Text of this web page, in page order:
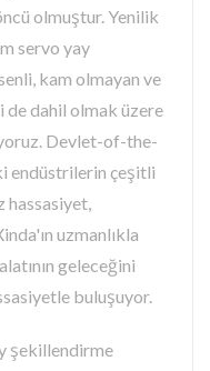
olmuştur. Yenilik
servo yay
kam olmayan ve
dahil olmak üzere
Devlet-of-the-
endüstrilerin çeşitli
hassasiyet,
uzmanlıkla
geleceğini
buluşuyor.
şekillendirme